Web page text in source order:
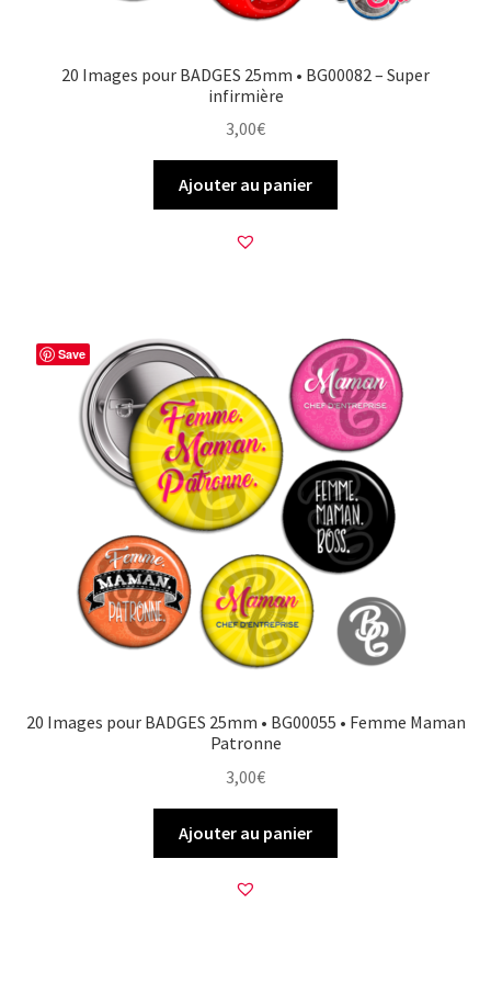
20 Images pour BADGES 25mm • BG00082 – Super
infirmière
3,00€
Ajouter au panier
Save
20 Images pour BADGES 25mm • BG00055 • Femme Maman
Patronne
3,00€
Ajouter au panier